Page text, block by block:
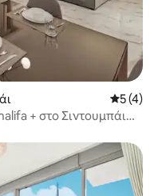
Μέση
5 (4)
+ στο Σιντουμπάι